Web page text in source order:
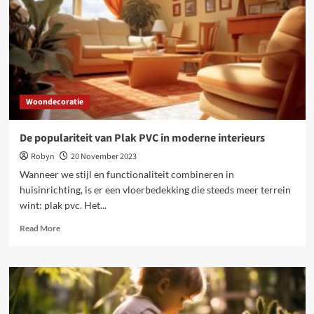
verzekeringen
Woondecoratie
De populariteit van Plak PVC in moderne interieurs
Robyn
20 November 2023
Wanneer we stijl en functionaliteit combineren in
huisinrichting, is er een vloerbedekking die steeds meer terrein
wint: plak pvc. Het...
Read MoreRead
De
populariteit
van
Plak